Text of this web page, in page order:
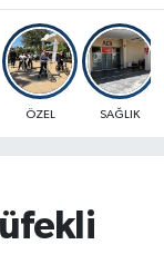
ÖZEL SAĞLIK